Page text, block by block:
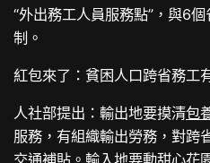
“外出務工人員服務點”，與6
制。
紅包來了：貧困人口跨省務工
人社部提出：輸出地要摸清包
服務，有組織輸出勞務，對跨